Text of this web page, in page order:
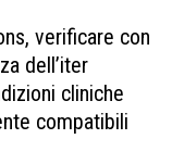
verificare con
dell’iter
cliniche
compatibili